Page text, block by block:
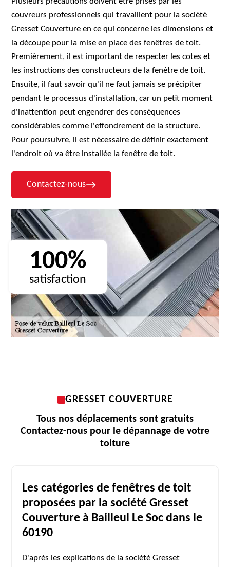
couvreurs professionnels qui travaillent pour la société
Gresset Couverture en ce qui concerne les dimensions et
la découpe pour la mise en place des fenêtres de toit.
Premièrement, il est important de respecter les cotes et
les instructions des constructeurs de la fenêtre de toit.
Ensuite, il faut savoir qu'il ne faut jamais se précipiter
pendant le processus d'installation, car un petit moment
d'inattention peut engendrer des conséquences
considérables comme l'effondrement de la structure.
Pour poursuivre, il est nécessaire de définir exactement
l'endroit où va être installée la fenêtre de toit.
Contactez-nous
100%
satisfaction
GRESSET COUVERTURE
Tous nos déplacements sont gratuits
Contactez-nous pour le dépannage de votre
toiture
Les catégories de fenêtres de toit
proposées par la société Gresset
Couverture à Bailleul Le Soc dans le
60190
D'après les explications de la société Gresset